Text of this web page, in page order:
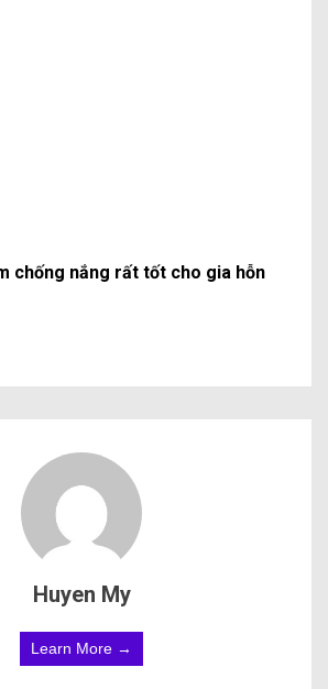
chống nắng rất tốt cho gia hỗn
Huyen My
Learn More →